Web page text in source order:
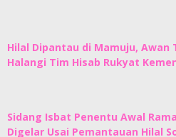
Hilal Dipantau di Mamuju, Awan
Halangi Tim Hisab Rukyat
Sidang Isbat Penentu Awal
Digelar Usai Pemantauan Hilal